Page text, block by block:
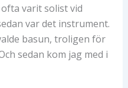
varit solist vid
var det instrument.
basun, troligen för
sedan kom jag med i